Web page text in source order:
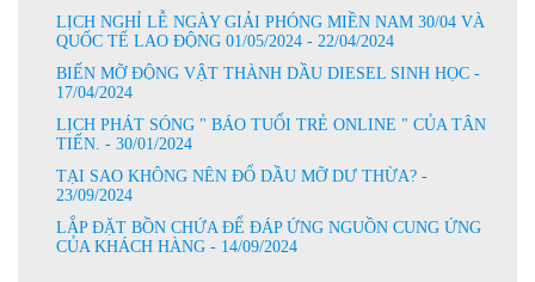
LỊCH NGHỈ LỄ NGÀY GIẢI PHÓNG MIỀN NAM 30/04 VÀ
QUỐC TẾ LAO ĐỘNG 01/05/2024 - 22/04/2024
BIẾN MỠ ĐỘNG VẬT THÀNH DẦU DIESEL SINH HỌC -
17/04/2024
LỊCH PHÁT SÓNG " BÁO TUỔI TRẺ ONLINE " CỦA TÂN
TIẾN. - 30/01/2024
TẠI SAO KHÔNG NÊN ĐỔ DẦU MỠ DƯ THỪA? -
23/09/2024
LẮP ĐẶT BỒN CHỨA ĐỂ ĐÁP ỨNG NGUỒN CUNG ỨNG
CỦA KHÁCH HÀNG - 14/09/2024